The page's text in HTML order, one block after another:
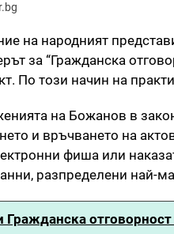
на народният
за “Гражданска
По този начин на
на Божанов в
и връчването на
фиша или
разпределени най-
Гражданска